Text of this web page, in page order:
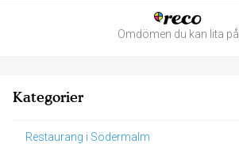
Omdömen du kan lita på
Kategorier
Restaurang i Södermalm